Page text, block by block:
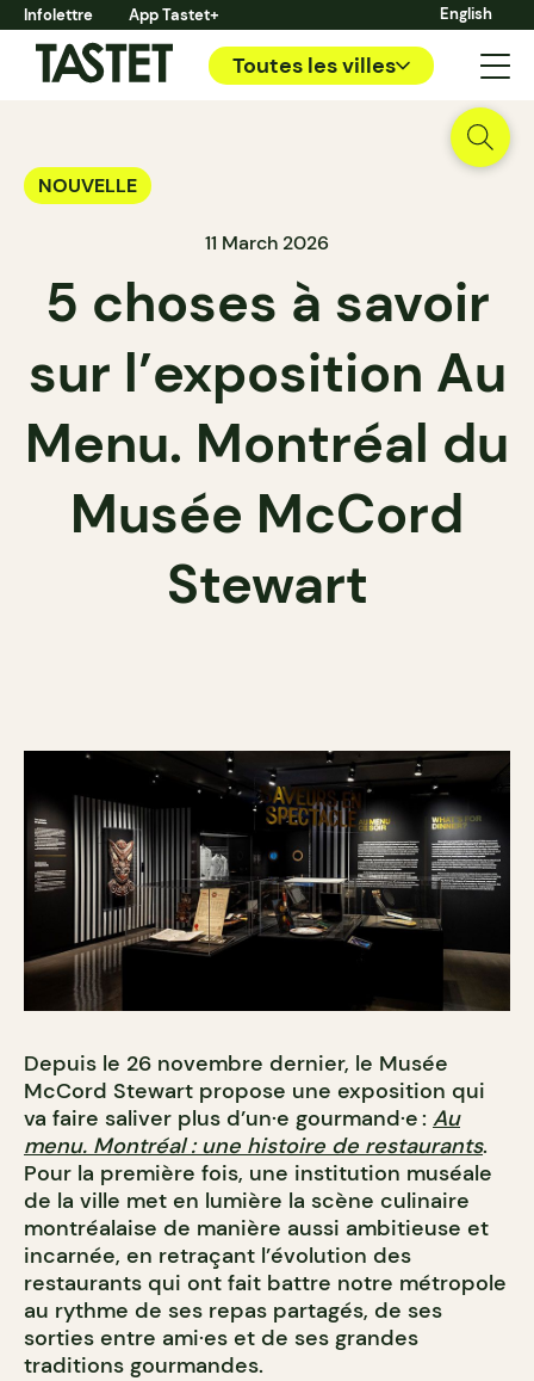
Infolettre App Tastet+ English
Toutes les villes
NOUVELLE
11 March 2026
5 choses à savoir
sur l’exposition Au
Menu. Montréal du
Musée McCord
Stewart
Depuis le 26 novembre dernier, le Musée
McCord Stewart propose une exposition qui
va faire saliver plus d’un·e gourmand·e : Au
menu. Montréal : une histoire de restaurants.
Pour la première fois, une institution muséale
de la ville met en lumière la scène culinaire
montréalaise de manière aussi ambitieuse et
incarnée, en retraçant l’évolution des
restaurants qui ont fait battre notre métropole
au rythme de ses repas partagés, de ses
sorties entre ami·es et de ses grandes
traditions gourmandes.